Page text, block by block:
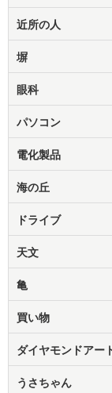
近所の人
塀
眼科
パソコン
電化製品
海の丘
ドライブ
天文
亀
買い物
ダイヤモンドアー
うさちゃん